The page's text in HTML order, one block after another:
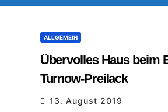
ALLGEMEIN
Übervolles Haus beim
Turnow-Preilack
13. August 2019